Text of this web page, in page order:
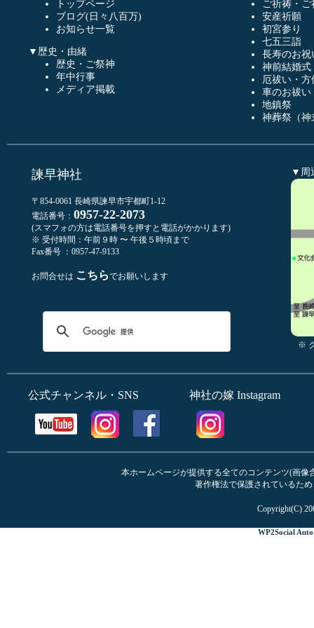
トップページ
ブログ(日々八百万)
お知らせ一覧
▼歴史・由緒
歴史・ご祭神
年中行事
メディア掲載
ご祈祷・
安産祈願
初宮参り
七五三詣
長寿のお祝
神前結婚式
厄祓い・方
車のお祓い
地鎮祭
神葬祭（神
諫早神社
〒854-0061 長崎県諫早市宇都町1-12
電話番号： 0957-22-2073
(スマフォの方は電話番号を押すと電話がかかります)
※ 受付時間：午前９時 〜 午後５時頃まで
Fax番号 ：0957-47-9133
お問合せは こちらでお願いします
▼周
※
公式チャンネル・SNS 神社の嫁 Instagram
本ホームページが提供する全てのコンテンツ(画
著作権法で保護されているた
Copyright(C)
WP2Social